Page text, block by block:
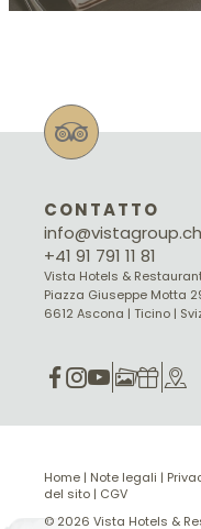
CONTATTO
info@vistagroup.ch
+41 91 791 11 81
Vista Hotels &
Piazza Giuseppe Motta
6612 Ascona | Ticino |
Home | Note legali |
del sito | CGV
© 2026 Vista Hotels &